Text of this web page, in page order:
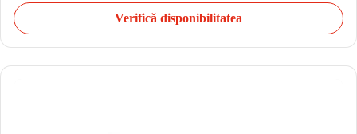
Verifică disponibilitatea